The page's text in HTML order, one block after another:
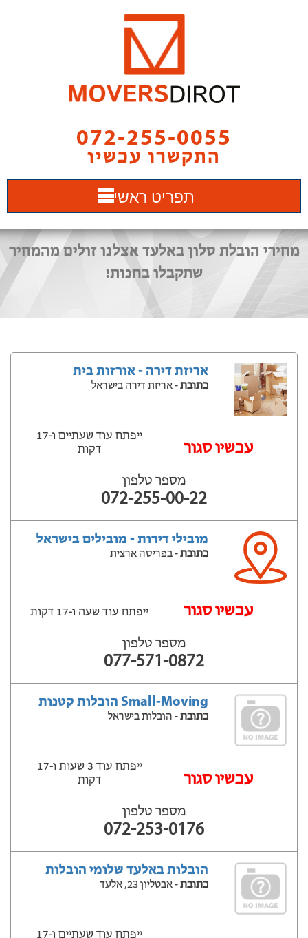
072-255-0055
התקשרו עכשיו
תפריט ראשי
מחירי הובלת סלון באלעד אצלנו זולים מהמחיר
שתקבלו בחנות!
אריזת דירה - אורזות בית
כתובת- אריזת דירה בישראל
‫עכשיו סגור
ייפתח עוד שעתיים ‫ו-17
דקות
מספר טלפון
072-255-00-22
מובילי דירות - מובילים בישראל
כתובת- בפריסה ארצית
‫עכשיו סגור ייפתח עוד שעה ‫ו-17 דקות
מספר טלפון
077-571-0872
Small-Moving הובלות קטנות
כתובת- הובלות בישראל
‫עכשיו סגור
ייפתח עוד 3 שעות ‫ו-17
דקות
מספר טלפון
072-253-0176
הובלות באלעד שלומי הובלות
כתובת- אבטליון 23, אלעד
ייפתח עוד שעתיים ‫ו-17